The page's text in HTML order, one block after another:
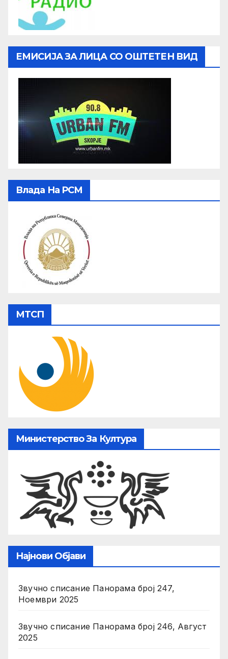
ЕМИСИЈА ЗА ЛИЦА СО ОШТЕТЕН ВИД
Влада На РСМ
МТСП
Министерство За Култура
Најнови Објави
Звучно списание Панорама број 247,
Ноември 2025
Звучно списание Панорама број 246, Август
2025